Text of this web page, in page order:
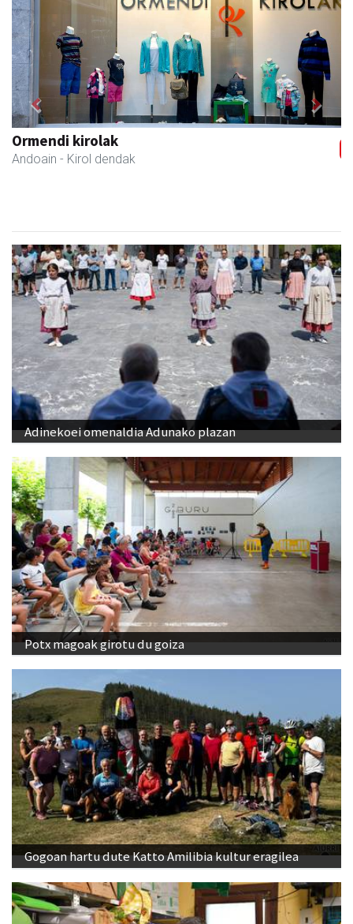
Ormendi kirolak
Andoain - Kirol dendak
Previous Next
Adinekoei omenaldia Adunako plazan
Potx magoak girotu du goiza
Gogoan hartu dute Katto Amilibia kultur eragilea